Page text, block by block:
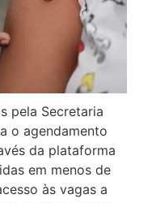
pela Secretaria
o agendamento
da plataforma
em menos de
às vagas a